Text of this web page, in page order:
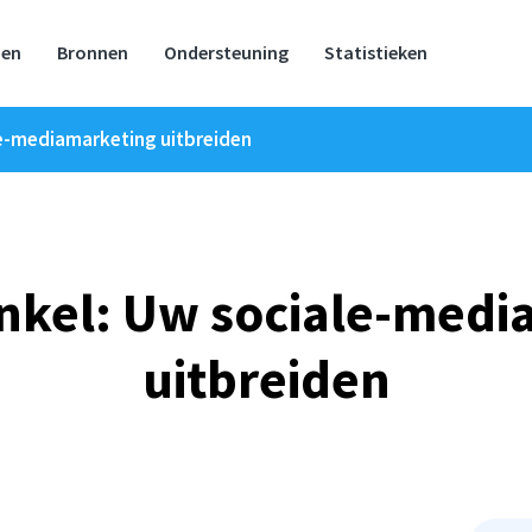
Bronnen Ondersteuning Statistieken
mediamarketing uitbreiden
Uw sociale-
uitbreiden